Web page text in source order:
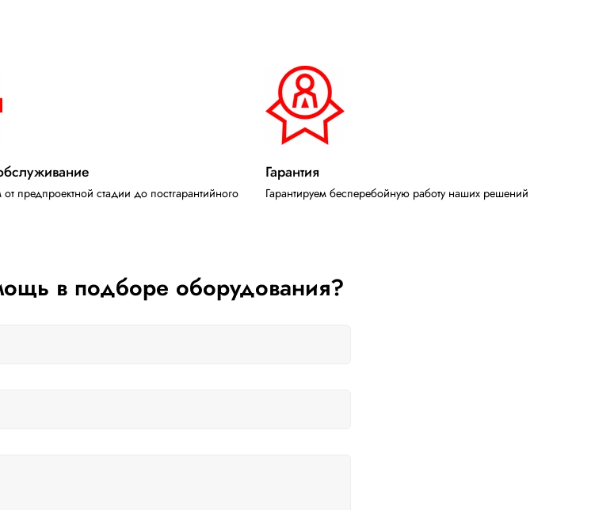
предпроектной стадии до постгарантийного
Гарантия
Гарантируем бесперебойную работу наших решений
в подборе оборудования?